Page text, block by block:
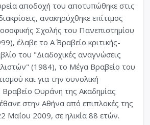
αποδοχή του αποτυπώθηκε στις
ανακηρύχθηκε επίτιμος
Σχολής του Πανεπιστημίου
έλαβε το Α΄ Βραβείο κριτικής-
του "Διαδοχικές αναγνώσεις
(1984), το Μέγα Βραβείο του
και για την συνολική
Ουράνη της Ακαδημίας
στην Αθήνα από επιπλοκές της
Μαΐου 2009, σε ηλικία 88 ετών.